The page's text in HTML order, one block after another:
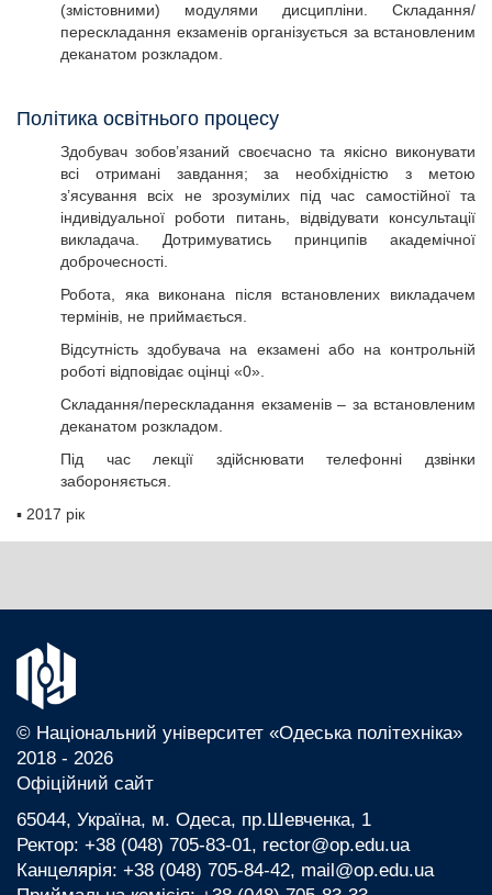
(змістовними) модулями дисципліни. Складання/
перескладання екзаменів організується за встановленим
деканатом розкладом.
Політика освітнього процесу
Здобувач зобов’язаний своєчасно та якісно виконувати
всі отримані завдання; за необхідністю з метою
з’ясування всіх не зрозумілих під час самостійної та
індивідуальної роботи питань, відвідувати консультації
викладача. Дотримуватись принципів академічної
доброчесності.
Робота, яка виконана після встановлених викладачем
термінів, не приймається.
Відсутність здобувача на екзамені або на контрольній
роботі відповідає оцінці «0».
Складання/перескладання екзаменів – за встановленим
деканатом розкладом.
Під час лекції здійснювати телефонні дзвінки
забороняється.
▪ 2017 рік
© Національний університет «Одеська політехніка»
2018 - 2026
Офіційний сайт
65044, Україна, м. Одеса, пр.Шевченка, 1
Ректор: +38 (048) 705-83-01, rector@op.edu.ua
Канцелярія: +38 (048) 705-84-42, mail@op.edu.ua